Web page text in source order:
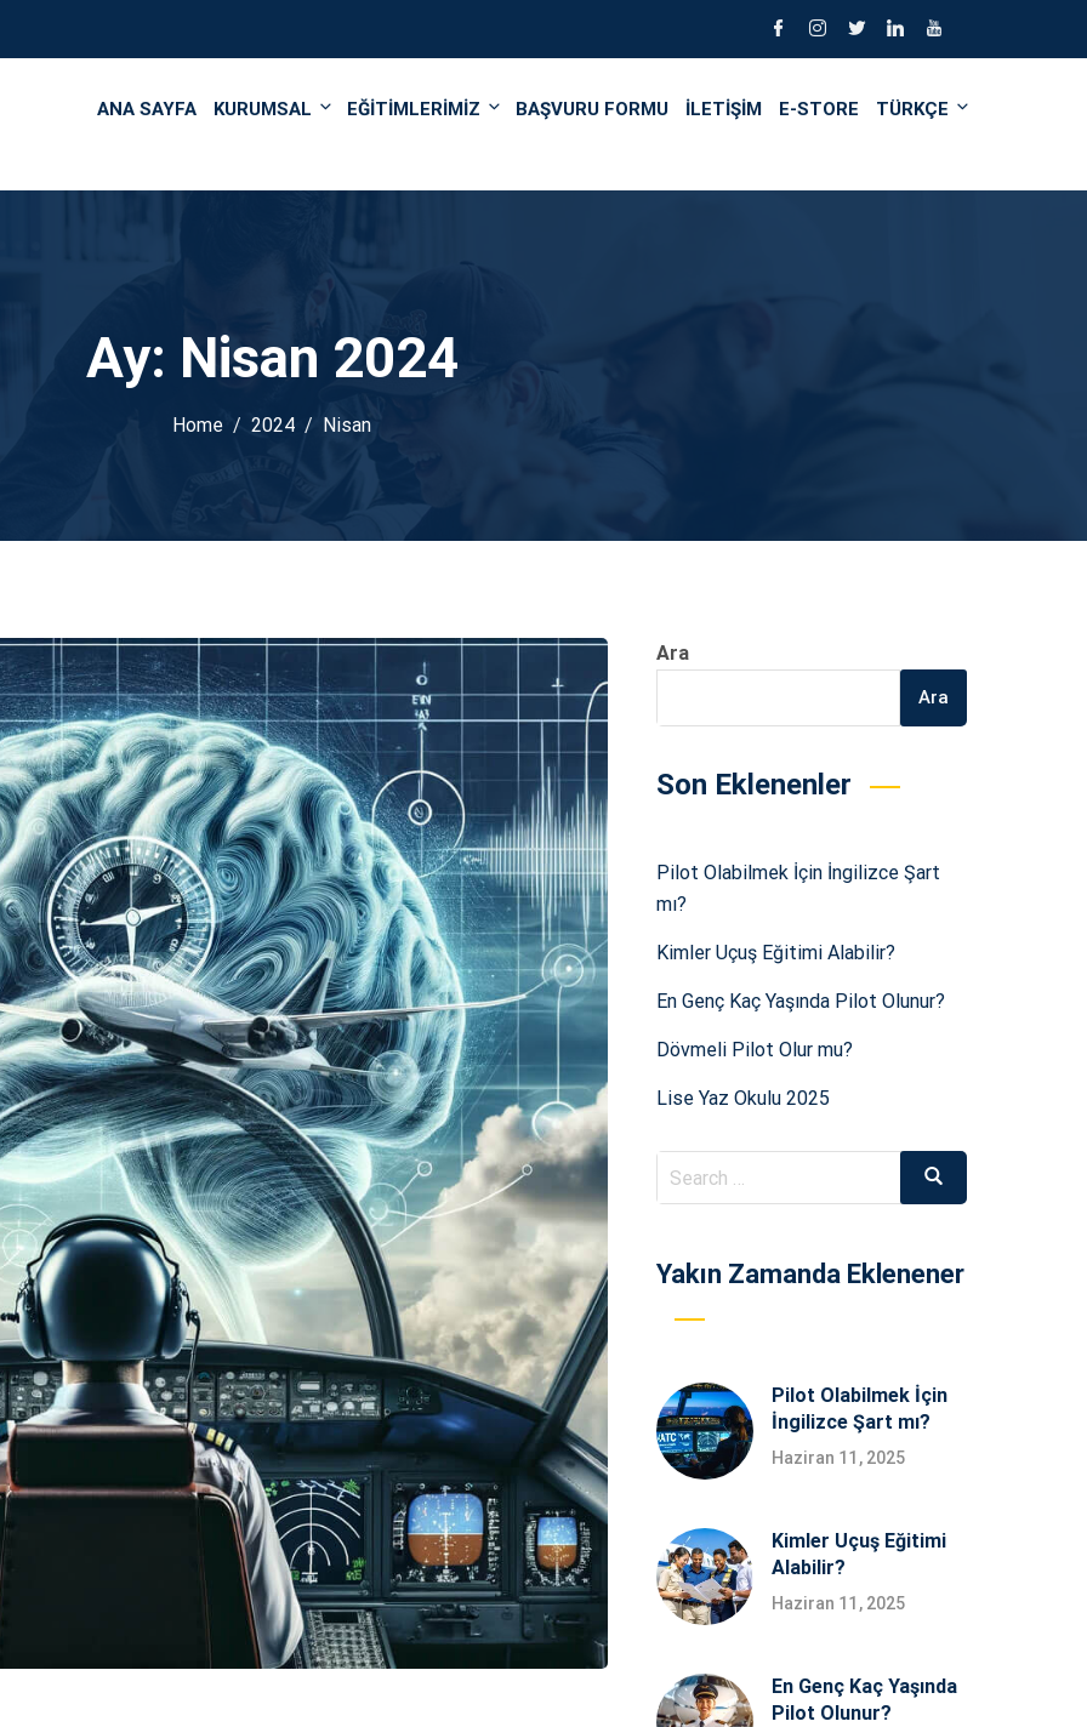
ANA SAYFA KURUMSAL EĞİTİMLERİMİZ BAŞVURU FORMU İLETİŞİM E-STORE TÜRKÇE
Ay: Nisan 2024
Home 2024 Nisan
Ara
Ara
Son Eklenenler
Pilot Olabilmek İçin İngilizce Şart
mı?
Kimler Uçuş Eğitimi Alabilir?
En Genç Kaç Yaşında Pilot Olunur?
Dövmeli Pilot Olur mu?
Lise Yaz Okulu 2025
Search
for:
Search
Yakın Zamanda Eklenener
Pilot Olabilmek İçin
İngilizce Şart mı?
Haziran 11, 2025
Kimler Uçuş Eğitimi
Alabilir?
Haziran 11, 2025
En Genç Kaç Yaşında
Pilot Olunur?